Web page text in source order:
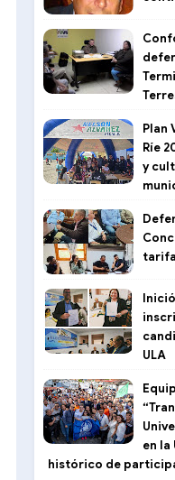
Plan
Ríe
y
ULA
en la
histórico de